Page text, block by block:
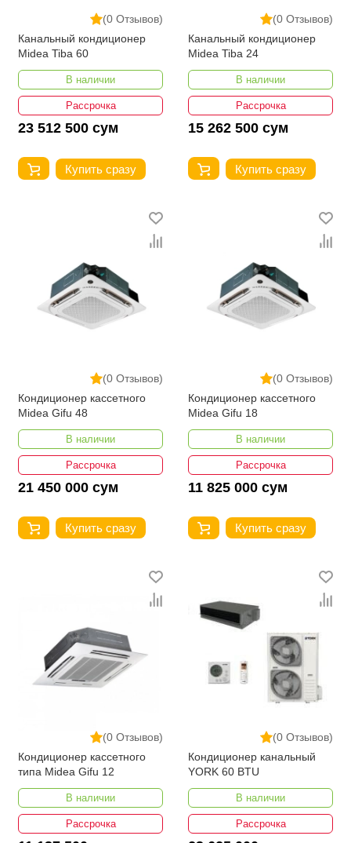
(0 Отзывов)
Канальный кондиционер
Midea Tiba 60
В наличии
Рассрочка
23 512 500 сум
Купить сразу
(0 Отзывов)
Канальный кондиционер
Midea Tiba 24
В наличии
Рассрочка
15 262 500 сум
Купить сразу
(0 Отзывов)
Кондиционер кассетного
Midea Gifu 48
В наличии
Рассрочка
21 450 000 сум
Купить сразу
(0 Отзывов)
Кондиционер кассетного
Midea Gifu 18
В наличии
Рассрочка
11 825 000 сум
Купить сразу
(0 Отзывов)
Кондиционер кассетного
типа Midea Gifu 12
В наличии
Рассрочка
(0 Отзывов)
Кондиционер канальный
YORK 60 BTU
В наличии
Рассрочка